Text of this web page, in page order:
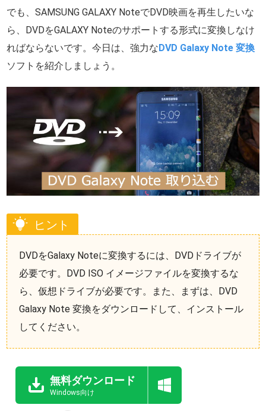
でも、SAMSUNG GALAXY NoteでDVD映画を再生したいな
ら、DVDをGALAXY Noteのサポートする形式に変換しなけ
ればならないです。今日は、強力なDVD Galaxy Note 変換
ソフトを紹介しましょう。
ヒント
DVDをGalaxy Noteに変換するには、DVDドライブが
必要です。DVD ISO イメージファイルを変換するな
ら、仮想ドライブが必要です。また、まずは、DVD
Galaxy Note 変換をダウンロードして、インストール
してください。
無料ダウンロード
Windows向け